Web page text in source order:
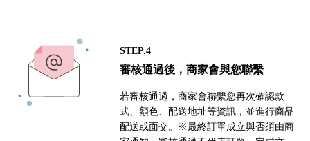
STEP.4
審核通過後，商家會與您聯繫
若審核通過，商家會聯繫您再次確認款
式、顏色、配送地址等資訊，並進行商品
配送或面交。※最終訂單成立與否須由商